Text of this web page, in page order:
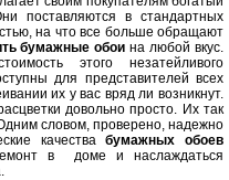
поставляются в стандартных
на что все больше обращают
бумажные обои на любой вкус.
этого незатейливого
для представителей всех
их у вас вряд ли возникнут.
довольно просто. Их так
словом, проверено, надежно
качествабумажных обоев
в доме и наслаждаться